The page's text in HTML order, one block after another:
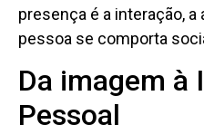
presença é a interação,
pessoa se comporta
Da imagem à
Pessoal